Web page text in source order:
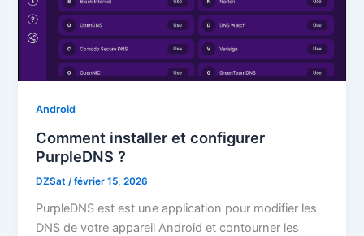
Android
Comment installer et configurer
PurpleDNS ?
DZSat/février 15, 2026
PurpleDNS est est une application pour modifier les
DNS de votre appareil Android et contourner les